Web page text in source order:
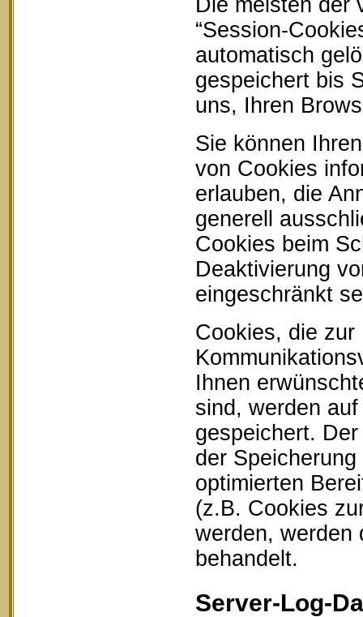
Die meisten der
“Session-
automatisch
gespeichert bis
uns, Ihren
Sie können
von Cookies
erlauben, die
generell
Cookies beim
Deaktivierung
eingeschränkt
Cookies, die zur
Ihnen
sind, werden
gespeichert.
der
optimierten
(z.B. Cookies
werden, werden
behandelt.
Server-Log-